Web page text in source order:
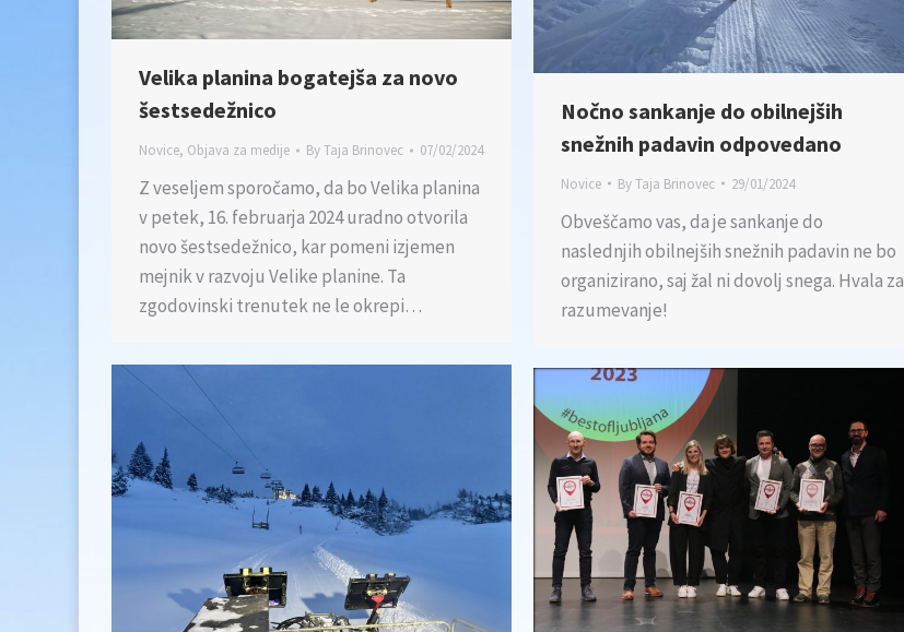
Velika planina bogatejša za novo
šestsedežnico
Novice, Objava za medije ByTaja Brinovec 07/02/2024
Z veseljem sporočamo, da bo Velika planina
v petek, 16. februarja 2024 uradno otvorila
novo šestsedežnico, kar pomeni izjemen
mejnik v razvoju Velike planine. Ta
zgodovinski trenutek ne le okrepi…
Nočno sankanje do obilnejših
snežnih padavin odpovedano
Novice ByTaja Brinovec 29/01/2024
Obveščamo vas, da je sankanje do
naslednjih obilnejših snežnih padavin ne bo
organizirano, saj žal ni dovolj snega. Hvala za
razumevanje!